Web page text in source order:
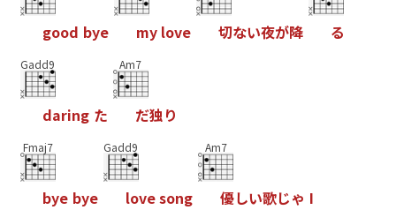
good bye my love 切ない夜が降 る
Gadd9
daring た
Am7
だ独り
Fmaj7
bye bye
Gadd9
lovesong
Am7
優しい歌じゃ I